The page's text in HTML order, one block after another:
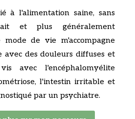
à l'alimentation saine, sans
et plus généralement
mode de vie m'accompagne
des douleurs diffuses et
avec l'encéphalomyélite
l'intestin irritable et
par un psychiatre.